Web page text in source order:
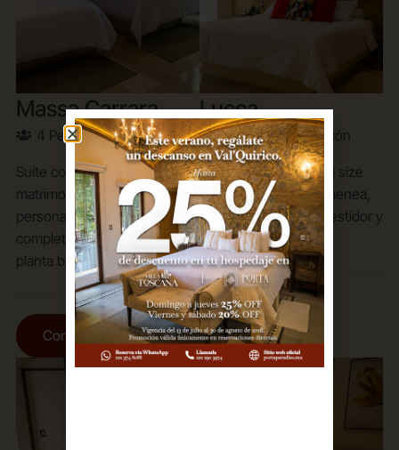
Massa Carrara
4 Personas Terraza
Suite con 2 camas
matrimoniales para 1-4
personas, chimenea, baño
completo, closet y terraza en
planta baja.
Conoce Más
Lucca
2 Personas Balcón
Suite con 1 cama King size
para 2 personas, chimenea,
baño completo con vestidor y
balcón en planta baja.
Conoce Más